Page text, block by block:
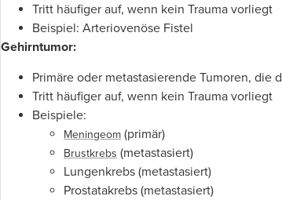
Tritt häufiger auf, wenn kein Trauma vorliegt
Beispiel: Arteriovenöse Fistel
Gehirntumor:
Primäre oder metastasierende Tumoren,
Tritt häufiger auf, wenn kein Trauma vorliegt
Beispiele:
Meningeom (primär)
Brustkrebs (metastasiert)
Lungenkrebs (metastasiert)
Prostatakrebs (metastasiert)